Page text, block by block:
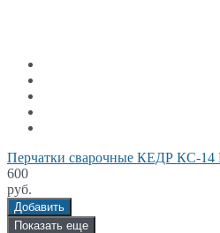
Перчатки сварочные КЕДР КС-14
600
руб.
Добавить
Показать еще